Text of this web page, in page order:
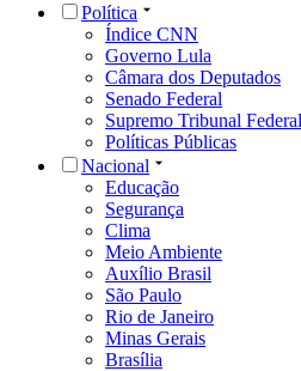
Política
Índice CNN
Governo Lula
Câmara dos Deputados
Senado Federal
Supremo Tribunal Federal
Políticas Públicas
Nacional
Educação
Segurança
Clima
Meio Ambiente
Auxílio Brasil
São Paulo
Rio de Janeiro
Minas Gerais
Brasília